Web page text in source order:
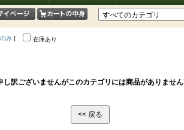
み ] 在庫あり
し訳ございませんがこのカテゴリには商品がありません